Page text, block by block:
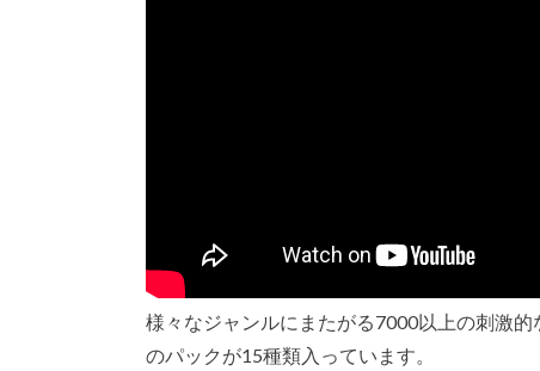
様々なジャンルにまたがる7000以上の刺激
のパックが15種類入っています。